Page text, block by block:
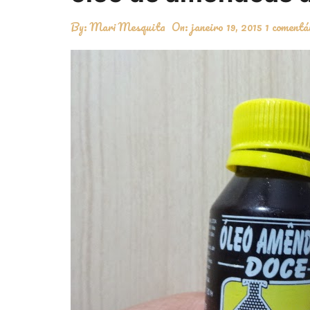
By:Mari Mesquita On:janeiro 19, 2015 1